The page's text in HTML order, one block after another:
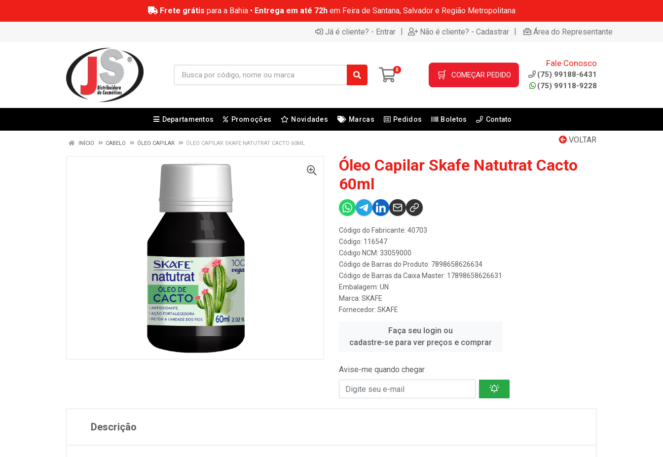
Frete grátis para a Bahia • Entrega em até 72hem Feira de Santana, Salvador e Região Metropolitana
Já é cliente? - Entrar | Não é cliente? - Cadastrar | Área do Representante
0 🛒 COMEÇAR PEDIDO
Fale Conosco
(75) 99188-6431
(75) 99118-9228
Departamentos Promoções Novidades Marcas Pedidos Boletos Contato
VOLTAR
INÍCIO CABELO ÓLEO CAPILAR ÓLEO CAPILAR SKAFE NATUTRAT CACTO 60ML
Óleo Capilar Skafe Natutrat Cacto
60ml
Código do Fabricante: 40703
Código: 116547
Código NCM: 33059000
Código de Barras do Produto: 7898658626634
Código de Barras da Caixa Master: 17898658626631
Embalagem: UN
Marca: SKAFE
Fornecedor: SKAFE
Faça seu login ou
cadastre-se para ver preços e comprar
Avise-me quando chegar
Descrição